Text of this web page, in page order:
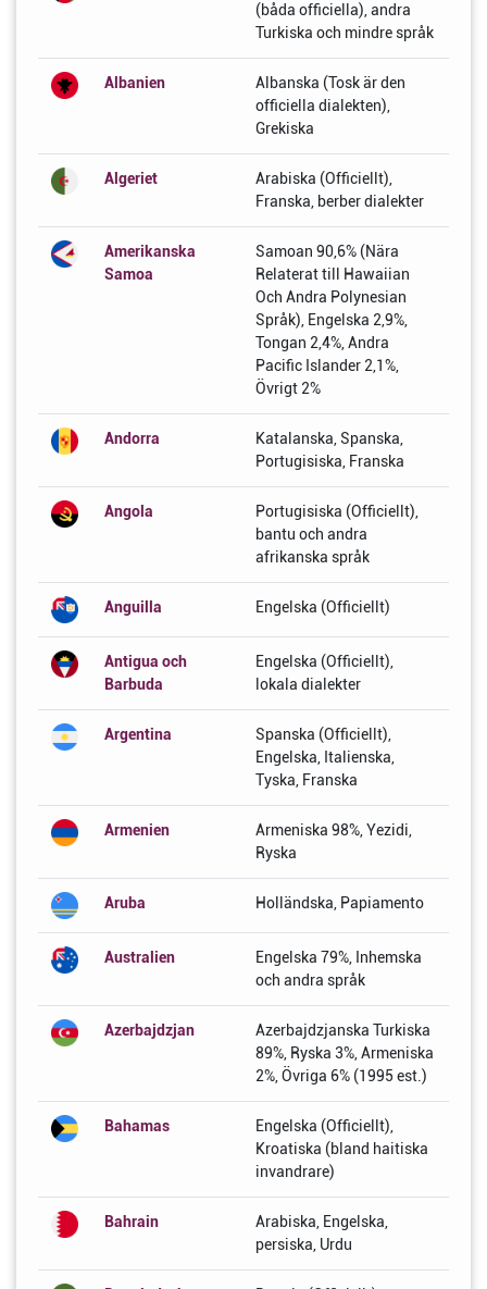
(båda officiella), andra
Turkiska och mindre språk
Albanien
Albanska (Tosk är den
officiella dialekten),
Grekiska
Algeriet
Arabiska (Officiellt),
Franska, berber dialekter
Amerikanska
Samoa
Samoan 90,6% (Nära
Relaterat till Hawaiian
Och Andra Polynesian
Språk), Engelska 2,9%,
Tongan 2,4%, Andra
Pacific Islander 2,1%,
Övrigt 2%
Andorra
Katalanska, Spanska,
Portugisiska, Franska
Angola
Portugisiska (Officiellt),
bantu och andra
afrikanska språk
Anguilla Engelska (Officiellt)
Antigua och
Barbuda
Engelska (Officiellt),
lokala dialekter
Argentina
Spanska (Officiellt),
Engelska, Italienska,
Tyska, Franska
Armenien
Armeniska 98%, Yezidi,
Ryska
Aruba Holländska, Papiamento
Australien
Engelska 79%, Inhemska
och andra språk
Azerbajdzjan
Azerbajdzjanska Turkiska
89%, Ryska 3%, Armeniska
2%, Övriga 6% (1995 est.)
Bahamas
Engelska (Officiellt),
Kroatiska (bland haitiska
invandrare)
Bahrain
Arabiska, Engelska,
persiska, Urdu